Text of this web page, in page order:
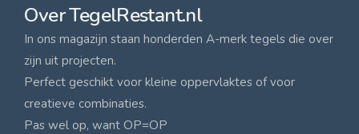
Over TegelRestant.nl
In ons magazijn staan honderden A-merk tegels die over
zijn uit projecten.
Perfect geschikt voor kleine oppervlaktes of voor
creatieve combinaties.
Pas wel op, want OP=OP